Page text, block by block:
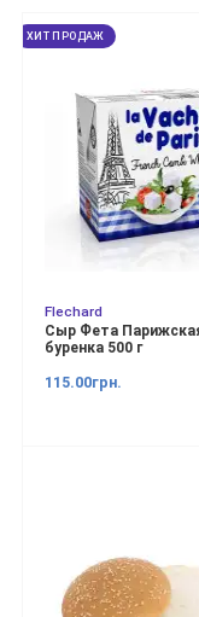
ХИТ ПРОДАЖ
Flechard
Сыр Фета
буренка 500 г
115.00грн.